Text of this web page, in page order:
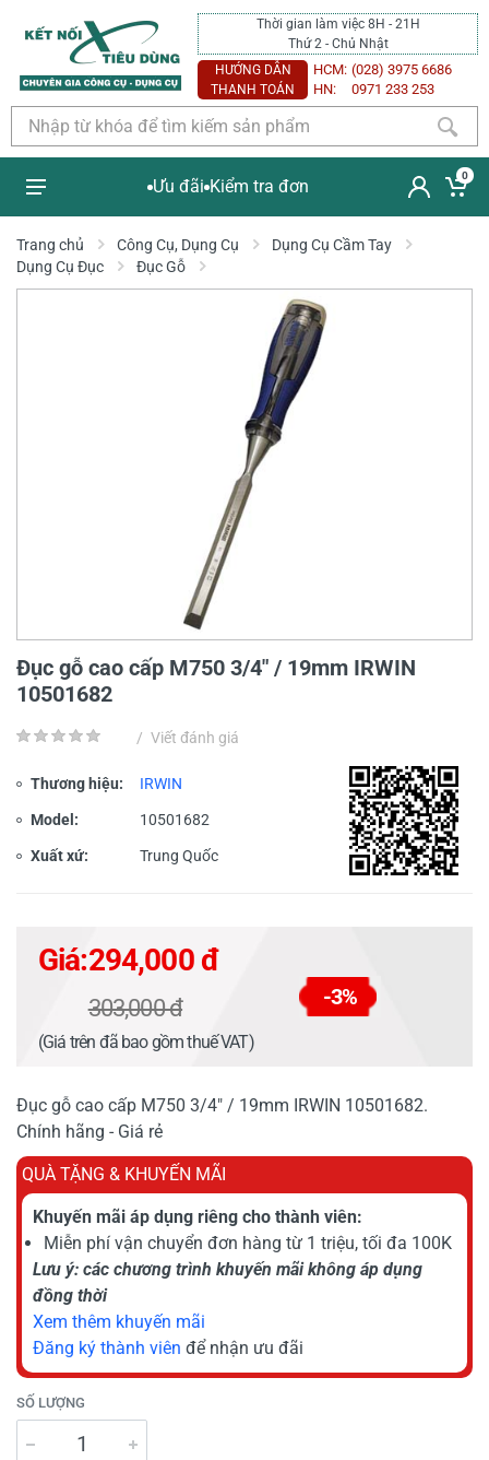
Thời gian làm việc 8H - 21H
Thứ 2 - Chủ Nhật
HƯỚNG DẪN
THANH TOÁN
HCM: (028) 3975 6686
HN:
0971 233 253
Ưu đãi Kiểm tra đơn
0
Trang chủ Công Cụ, Dụng Cụ
Dụng Cụ Cầm Tay
Dụng Cụ Đục
Đục Gỗ
Đục gỗ cao cấp M750 3/4" / 19mm IRWIN
10501682
/ Viết đánh giá
Thương hiệu: IRWIN
Model: 10501682
Xuất xứ: Trung Quốc
Giá:294,000 đ
303,000 đ -3%
(Giá trên đã bao gồm thuế VAT)
Đục gỗ cao cấp M750 3/4" / 19mm IRWIN 10501682.
Chính hãng - Giá rẻ
QUÀ TẶNG & KHUYẾN MÃI
Khuyến mãi áp dụng riêng cho thành viên:
Miễn phí vận chuyển đơn hàng từ 1 triệu, tối đa 100K
Lưu ý: các chương trình khuyến mãi không áp dụng
đồng thời
Xem thêm khuyến mãi
Đăng ký thành viên để nhận ưu đãi
SỐ LƯỢNG